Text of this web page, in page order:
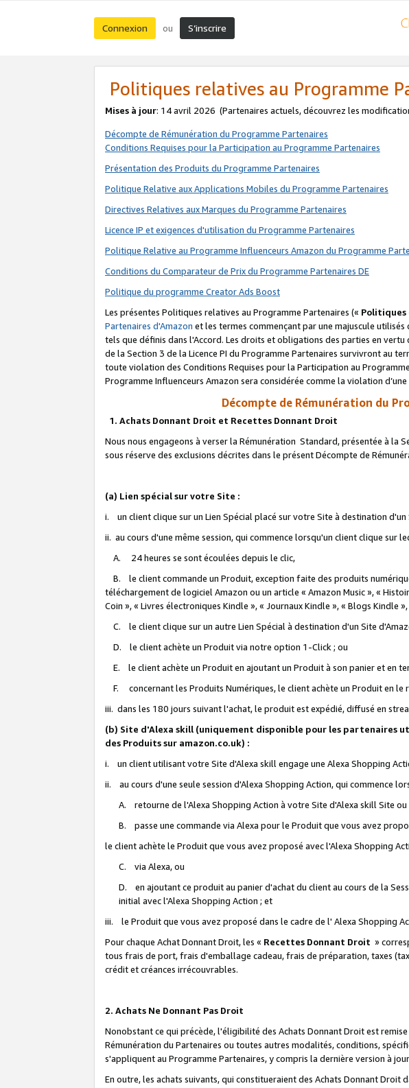
Connexion ou S’inscrire
Politiques relatives au Programme
Mises à jour: 14 avril 2026 (Partenaires actuels, découvrez les
Décompte de Rémunération du Programme Partenaires
Conditions Requises pour la Participation au Programme Partenaires
Présentation des Produits du Programme Partenaires
Politique Relative aux Applications Mobiles du Programme Partenaires
Directives Relatives aux Marques du Programme Partenaires
Licence IP et exigences d'utilisation du Programme Partenaires
Politique Relative au Programme Influenceurs Amazon du Programme
Conditions du Comparateur de Prix du Programme Partenaires DE
Politique du programme Creator Ads Boost
Les présentes Politiques relatives au Programme Partenaires (« Politiques
Partenaires d'Amazon et les termes commençant par une majuscule
tels que définis dans l'Accord. Les droits et obligations des parties en
de la Section 3 de la Licence PI du Programme Partenaires survivront au
toute violation des Conditions Requises pour la Participation au
Programme Influenceurs Amazon sera considérée comme la violation
Décompte de Rémunération du
1. Achats Donnant Droit et Recettes Donnant Droit
Nous nous engageons à verser la Rémunération Standard, présentée à la
sous réserve des exclusions décrites dans le présent Décompte de
(a) Lien spécial sur votre Site :
i. un client clique sur un Lien Spécial placé sur votre Site à destination d'un
ii. au cours d'une même session, qui commence lorsqu'un client clique sur
A. 24 heures se sont écoulées depuis le clic,
B. le client commande un Produit, exception faite des produits
téléchargement de logiciel Amazon ou un article « Amazon Music », «
Coin », « Livres électroniques Kindle », « Journaux Kindle », « Blogs Kindle
C. le client clique sur un autre Lien Spécial à destination d'un Site
D. le client achète un Produit via notre option 1-Click ; ou
E. le client achète un Produit en ajoutant un Produit à son panier et en
F. concernant les Produits Numériques, le client achète un Produit en
iii. dans les 180 jours suivant l'achat, le produit est expédié, diffusé en
(b) Site d'Alexa skill (uniquement disponible pour les partenaires
des Produits sur amazon.co.uk) :
i. un client utilisant votre Site d'Alexa skill engage une Alexa Shopping
ii. au cours d'une seule session d'Alexa Shopping Action, qui commence
A. retourne de l'Alexa Shopping Action à votre Site d'Alexa skill Site
B. passe une commande via Alexa pour le Produit que vous avez
le client achète le Produit que vous avez proposé avec l'Alexa Shopping
C. via Alexa, ou
D. en ajoutant ce produit au panier d'achat du client au cours de la
initial avec l'Alexa Shopping Action ; et
iii. le Produit que vous avez proposé dans le cadre de l' Alexa Shopping
Pour chaque Achat Donnant Droit, les « Recettes Donnant Droit »
tous frais de port, frais d'emballage cadeau, frais de préparation, taxes
crédit et créances irrécouvrables.
2. Achats Ne Donnant Pas Droit
Nonobstant ce qui précède, l'éligibilité des Achats Donnant Droit est
Rémunération du Partenaires ou toutes autres modalités, conditions,
s'appliquent au Programme Partenaires, y compris la dernière version à
En outre, les achats suivants, qui constitueraient des Achats Donnant